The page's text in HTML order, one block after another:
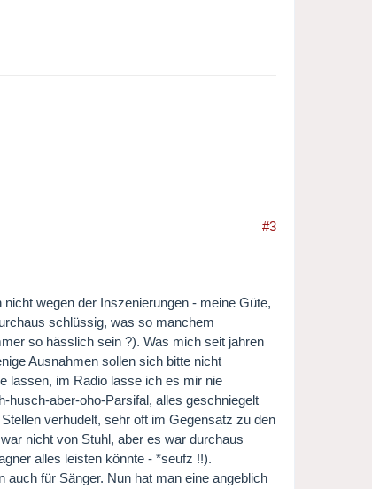
#3
wegen der Inszenierungen - meine Güte,
schlüssig, was so manchem
so hässlich sein ?). Was mich seit jahren
Ausnahmen sollen sich bitte nicht
lassen, im Radio lasse ich es mir nie
husch-aber-oho-Parsifal, alles geschniegelt
verhudelt, sehr oft im Gegensatz zu den
nicht von Stuhl, aber es war durchaus
alles leisten könnte - *seufz !!).
für Sänger. Nun hat man eine angeblich